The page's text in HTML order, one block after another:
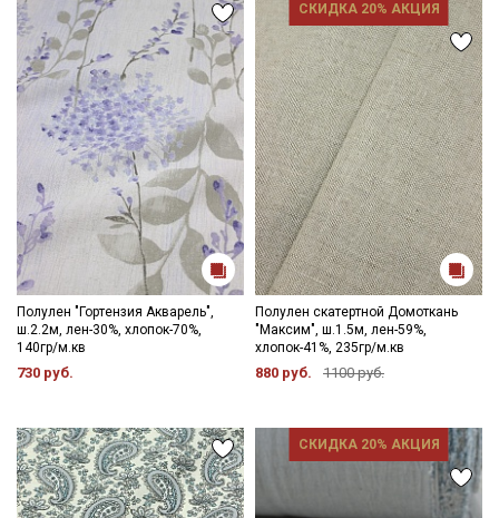
Полулен "Гортензия Акварель",
ш.2.2м, лен-30%, хлопок-70%,
140гр/м.кв
730 руб.
СКИДКА 20% АКЦИЯ
Полулен скатертной Домоткань
"Максим", ш.1.5м, лен-59%,
хлопок-41%, 235гр/м.кв
880 руб. 1100 руб.
СКИДКА 20% АКЦИЯ